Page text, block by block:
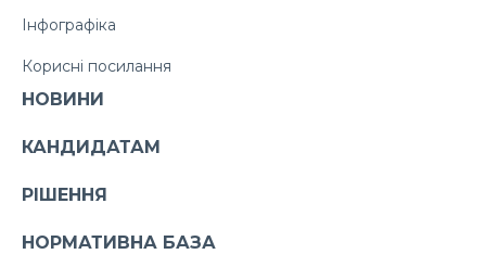
Інфографіка
Корисні посилання
НОВИНИ
КАНДИДАТАМ
РІШЕННЯ
НОРМАТИВНА БАЗА